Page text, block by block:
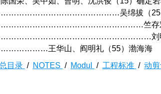
吴绵拔（25）地
竺存宏（37
刘明振（47
王华山、阎明礼（55）渤海海
总目录 / NOTES / Modul / 工程标准 / 动